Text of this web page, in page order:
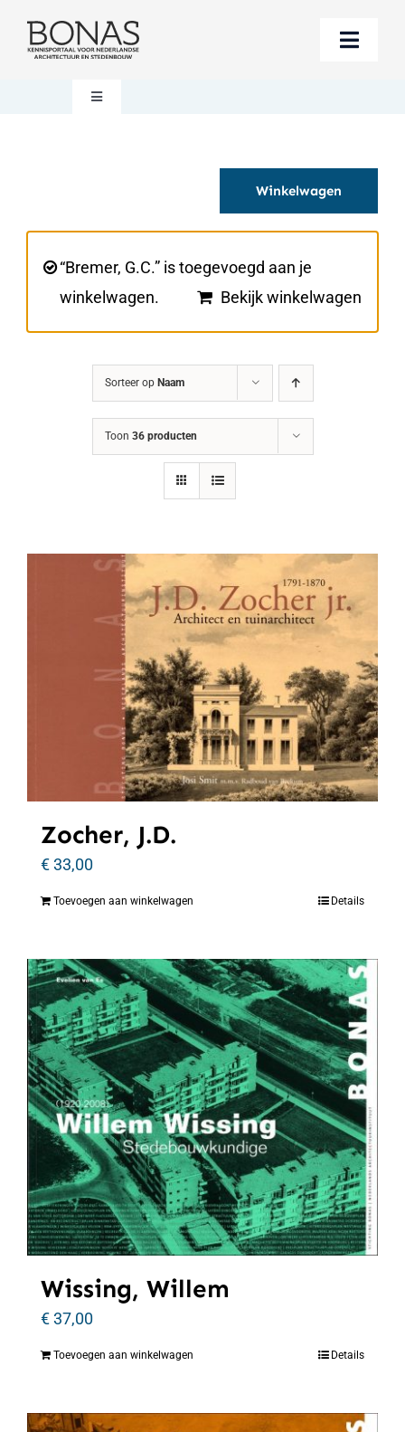
naar
Toggle
Berichten
Steun BONAS
Toggle
Winkelwagen
Winkelwagen
“Bremer, G.C.” is toegevoegd aan je
winkelwagen.
Bekijk winkelwagen
Sorteer op Naam
Toon 36 producten
Zocher, J.D.
€33,00
Toevoegen aan winkelwagen Details
Wissing, Willem
€37,00
Toevoegen aan winkelwagen Details